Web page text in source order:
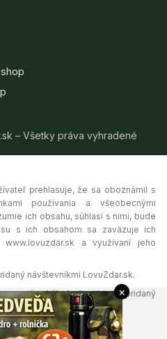
– Všetky práva vyhradené
prehlasuje, že sa oboznámil s
používania a všeobecnými
ich obsahu, súhlasí s nimi, bude
s ich obsahom sa zaväzuje ich
a využívaní jeho
návštevníkmi LovuZdar.sk.
akýkoľvek obsah pridaný
za vhodné.
×